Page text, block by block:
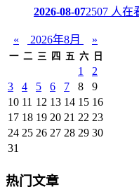
2026-08-072507 人在
« 2026年8月 »
一 二 三 四 五 六 日
1
2
3
4 5 6 7 8
9
10 11 12 13 14 15 16
17 18 19 20 21 22 23
24 25 26 27 28 29 30
31
热门文章